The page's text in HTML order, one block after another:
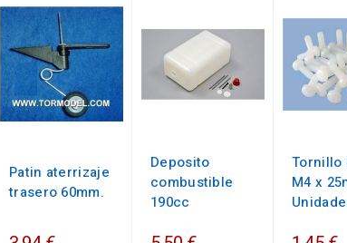
Patin aterrizaje
trasero 60mm.
Deposito
combustible
190cc
Tornillo
M4 x